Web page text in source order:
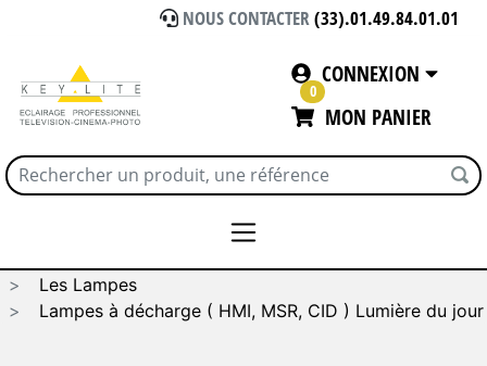
NOUS CONTACTER(33).01.49.84.01.01
CONNEXION
0
MON PANIER
Les Lampes
Lampes à décharge ( HMI, MSR, CID ) Lumière du jour